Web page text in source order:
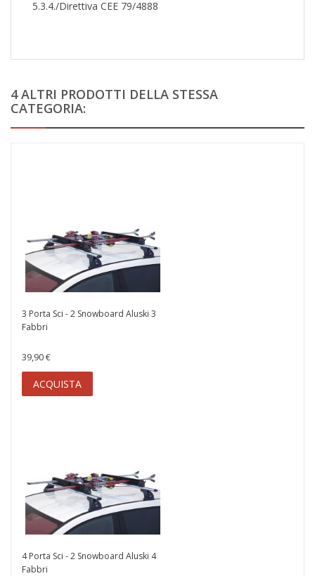
5.3.4./Direttiva CEE 79/4888
4 ALTRI PRODOTTI DELLA STESSA
CATEGORIA:
3 Porta Sci - 2 Snowboard Aluski 3
Fabbri
39,90 €
ACQUISTA
4 Porta Sci - 2 Snowboard Aluski 4
Fabbri